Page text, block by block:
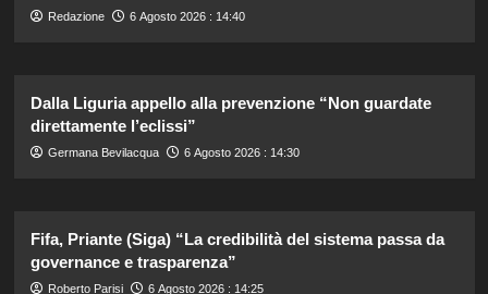
Redazione 6 Agosto 2026 : 14:40
Dalla Liguria appello alla prevenzione “Non guardate
direttamente l’eclissi”
Germana Bevilacqua 6 Agosto 2026 : 14:30
Fifa, Priante (Siga) “La credibilità del sistema passa da
governance e trasparenza”
Roberto Parisi 6 Agosto 2026 : 14:25